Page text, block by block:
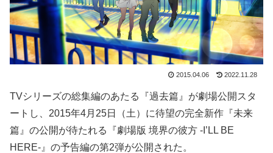
2015.04.06 2022.11.28
TVシリーズの総集編のあたる『過去篇』が劇場公開スタ
ートし、2015年4月25日（土）に待望の完全新作『未来
篇』の公開が待たれる『劇場版 境界の彼方 -I’LL BE
HERE-』の予告編の第2弾が公開された。